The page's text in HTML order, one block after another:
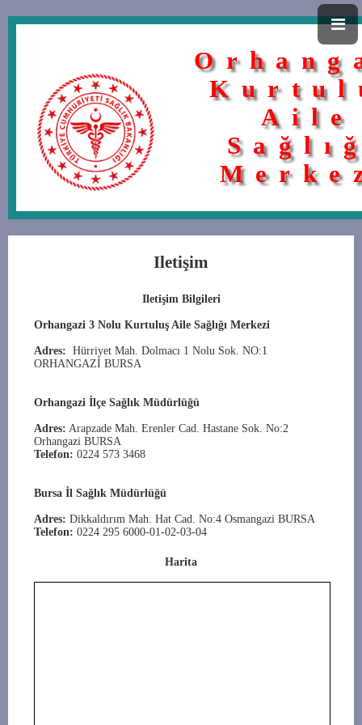
Aile
Iletişim
Iletişim Bilgileri
Orhangazi 3 Nolu Kurtuluş Aile Sağlığı Merkezi
Adres: Hürriyet Mah. Dolmacı 1 Nolu Sok. NO:1
ORHANGAZİ BURSA
Orhangazi İlçe Sağlık Müdürlüğü
Adres: Arapzade Mah. Erenler Cad. Hastane Sok. No:2
Orhangazi BURSA
Telefon: 0224 573 3468
Bursa İl Sağlık Müdürlüğü
Adres: Dikkaldırım Mah. Hat Cad. No:4 Osmangazi BURSA
Telefon: 0224 295 6000-01-02-03-04
Harita